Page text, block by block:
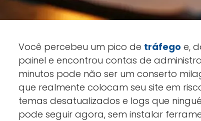
Você percebeu um pico de tráfego e,
painel e encontrou contas de
minutos pode não ser um conserto
que realmente colocam seu site em
temas desatualizados e logs que
pode seguir agora, sem instalar